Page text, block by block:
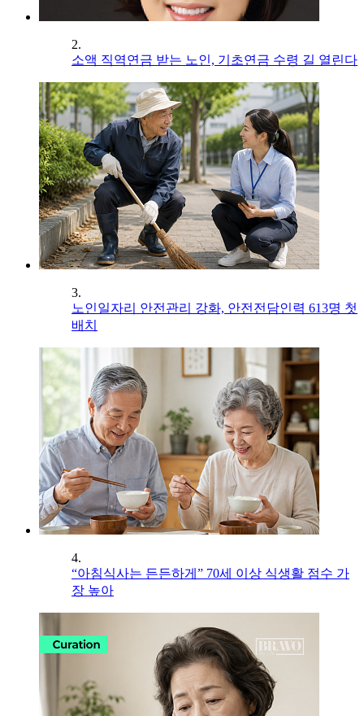
2.
소액 직역연금 받는 노인, 기초연금 수령 길 열린다
3.
노인일자리 안전관리 강화, 안전전담인력 613명 첫
배치
4.
“아침식사는 든든하게” 70세 이상 식생활 점수 가
장 높아